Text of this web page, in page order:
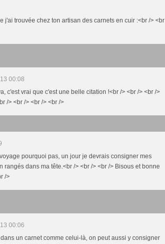
j'ai trouvée chez ton artisan des carnets en cuir :<br /> <br
00:08
c'est vrai que c'est une belle citation !<br /> <br /> <br />
/> <br /> <br /> <br />
pourquoi pas, un jour je devrais consigner mes
rangés dans ma tête.<br /> <br /> <br /> Bisous et bonne
/>
00:06
un carnet comme celui-là, on peut aussi y consigner